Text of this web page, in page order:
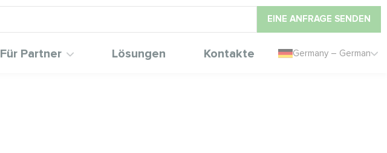
EINE ANFRAGE SENDEN
Für Partner Lösungen Kontakte Germany – German